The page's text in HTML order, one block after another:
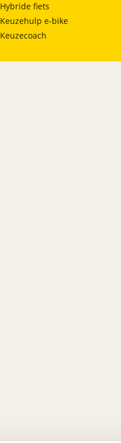
Hybride fiets
Keuzehulp e-bike
Keuzecoach